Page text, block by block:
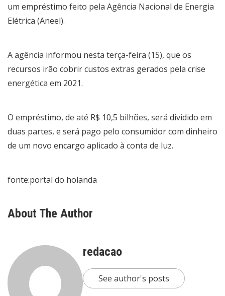
um empréstimo feito pela Agência Nacional de Energia
Elétrica (Aneel).
A agência informou nesta terça-feira (15), que os
recursos irão cobrir custos extras gerados pela crise
energética em 2021.
O empréstimo, de até R$ 10,5 bilhões, será dividido em
duas partes, e será pago pelo consumidor com dinheiro
de um novo encargo aplicado à conta de luz.
fonte:portal do holanda
About The Author
redacao
See author's posts